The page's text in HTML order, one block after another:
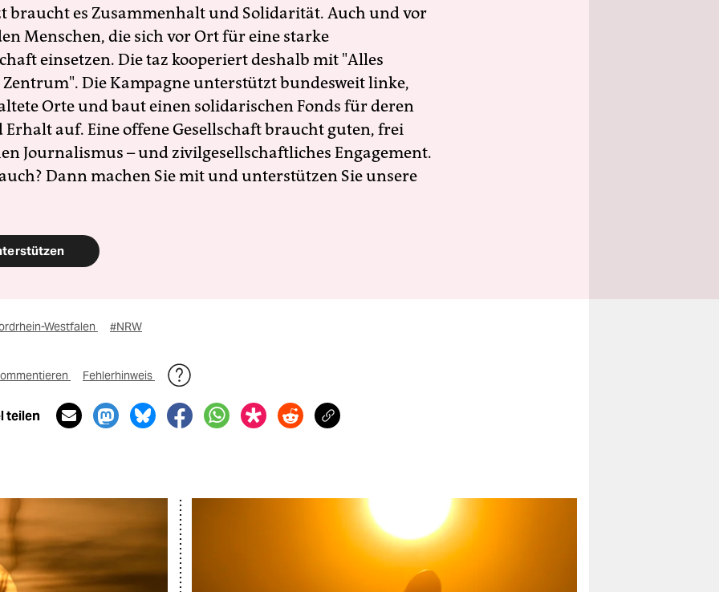
braucht es Zusammenhalt und Solidarität. Auch und vor
Menschen, die sich vor Ort für eine starke
einsetzen. Die taz kooperiert deshalb mit "Alles
Die Kampagne unterstützt bundesweit linke,
Orte und baut einen solidarischen Fonds für deren
Erhalt auf. Eine offene Gesellschaft braucht guten, frei
Journalismus – und zivilgesellschaftliches Engagement.
Dann machen Sie mit und unterstützen Sie unsere
Westfalen #NRW
Fehlerhinweis
teilen